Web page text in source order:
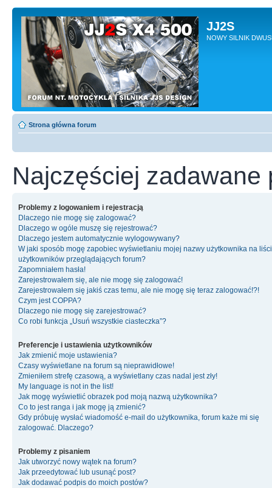
JJ2S
NOWY SILNIK
Strona główna forum
Najczęściej zadawane
Problemy z logowaniem i rejestracją
Dlaczego nie mogę się zalogować?
Dlaczego w ogóle muszę się rejestrować?
Dlaczego jestem automatycznie wylogowywany?
W jaki sposób mogę zapobiec wyświetlaniu mojej nazwy użytkownika na
użytkowników przeglądających forum?
Zapomniałem hasła!
Zarejestrowałem się, ale nie mogę się zalogować!
Zarejestrowałem się jakiś czas temu, ale nie mogę się teraz zalogować!?!
Czym jest COPPA?
Dlaczego nie mogę się zarejestrować?
Co robi funkcja „Usuń wszystkie ciasteczka”?
Preferencje i ustawienia użytkowników
Jak zmienić moje ustawienia?
Czasy wyświetlane na forum są nieprawidłowe!
Zmieniłem strefę czasową, a wyświetlany czas nadal jest zły!
My language is not in the list!
Jak mogę wyświetlić obrazek pod moją nazwą użytkownika?
Co to jest ranga i jak mogę ją zmienić?
Gdy próbuję wysłać wiadomość e-mail do użytkownika, forum każe mi się
zalogować. Dlaczego?
Problemy z pisaniem
Jak utworzyć nowy wątek na forum?
Jak przeedytować lub usunąć post?
Jak dodawać podpis do moich postów?